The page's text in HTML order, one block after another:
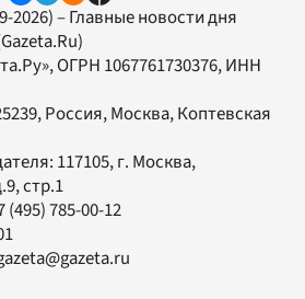
2026) – Главные новости дня
, ОГРН 1067761730376, ИНН
Россия, Москва, Коптевская
117105, г. Москва,
стр.1
(495) 785-00-12